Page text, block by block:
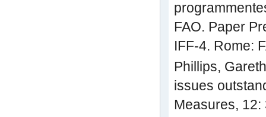
FAO. Paper
IFF-4. Rome:
Phillips,
issues
Measures, 12: